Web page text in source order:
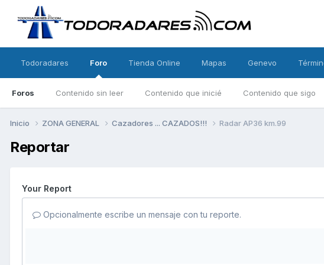
Todoradares Foro
Foros Contenido sin leer Contenido que inicié Contenido que sigo
Tienda Online Mapas Genevo
Inicio ZONA GENERAL Cazadores ... CAZADOS!!! Radar AP36 km.99
Reportar
Your Report
Opcionalmente escribe un mensaje con tu reporte.